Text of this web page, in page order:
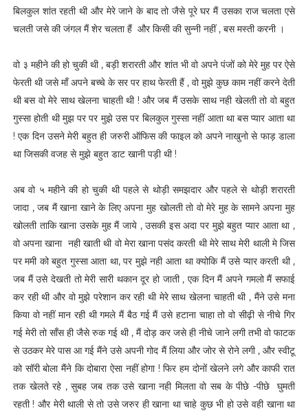
बिलकुल शांत रहती थी और मेरे जाने के बाद तो जैसे पूरे घर मैं उसका राज चलता एसे
चलती जसे की जंगल मैं शेर चलता हैं और किसी की सुन्नी नहीं , बस मस्ती करनी ।
वो ३ महीने की हो चुकी थी , बड़ी शरारती और शांत भी वो अपने पंजों को मेरे मुह पर ऐसे
फेरती थी जसे माँ अपने बच्चे के सर पर हाथ फेरती हैं , वो मुझे कुछ काम नहीं करने देती
थी बस वो मेरे साथ खेलना चाहती थी ! और जब मैं उसके साथ नही खेलती तो वो बहुत
गुस्सा होती थी मुझ पर पर मुझे उस पर बिलकुल गुस्सा नहीं आता था बस प्यार आता था
! एक दिन उसने मेरी बहुत ही जरुरी ऑफिस की फाइल को अपने नाखुनो से फाड़ डाला
था जिसकी वजह से मुझे बहुत डाट खानी पड़ी थी !
अब वो ५ महीने की हो चुकी थी पहले से थोड़ी समझदार और पहले से थोड़ी शरारती
जादा , जब मैं खाना खाने के लिए अपना मुह खोलती तो वो मेरे मुह के सामने अपना मुह
खोलती ताकि खाना उसके मुह मैं जाये , उसकी इस अदा पर मुझे बहुत प्यार आता था ,
वो अपना खाना नही खाती थी वो मेरा खाना पसंद करती थी मेरे साथ मेरी थाली मे जिस
पर ममी को बहुत गुस्सा आता था, पर मुझे नही आता था क्योकि मैं उसे प्यार करती थी ,
जब मैं उसे देखती तो मेरी सारी थकान दूर हो जाती , एक दिन मैं अपने गमलो मैं सफाई
कर रही थी और वो मुझे परेशान कर रही थी मेरे साथ खेलना चाहती थी , मैंने उसे मना
किया वो नहीं मान रही थी गमले मैं बैठ गई मैं उसे हटाना चाहा तो वो सीढ़ी से नीचे गिर
गई मेरी तो साँस ही जैसे रुक गई थी , मैं दोड़ कर जसे ही नीचे जाने लगी तभी वो फाटक
से उठकर मेरे पास आ गई मैंने उसे अपनी गोद मैं लिया और जोर से रोने लगी , और स्वीटू
को सॉरी बोला मैंने कि दोबारा ऐसा नहीं होगा ! फिर हम दोनों खेलने लगे और काफी रात
तक खेलते रहे , सुबह जब तक उसे खाना नही मिलता वो सब के पीछे -पीछे घुमती
रहती ! और मेरी थाली से तो उसे जरुर ही खाना था चाहे कुछ भी हो उसे वही खाना था